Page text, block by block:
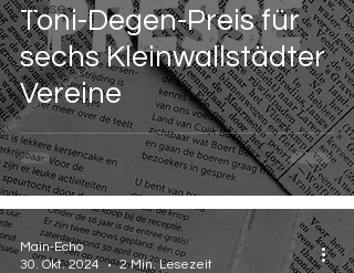
Presse
Toni-Degen-Preis für
sechs Kleinwallstädter
Vereine
Main-Echo
30. Okt. 2024
2 Min. Lesezeit